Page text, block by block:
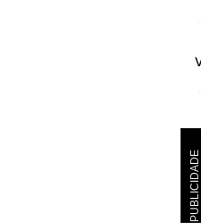
PUBLICIDADE